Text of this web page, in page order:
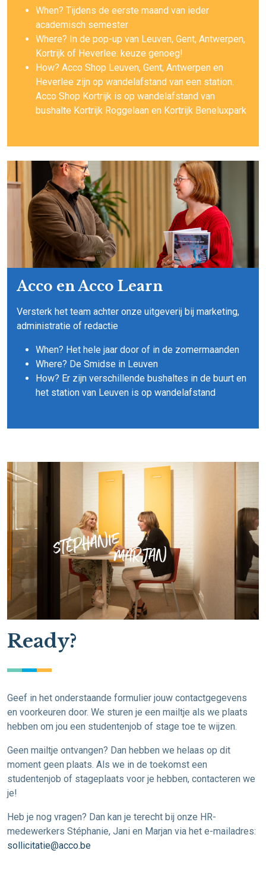
When? Tijdens de eerste maand van ieder
academisch semester
Where? In de pop-up van Leuven, Gent, Antwerpen,
Kortrijk of Heverlee: keuze genoeg!
How? Acco Shop Leuven, Gent, Antwerpen en
Heverlee zijn op wandelafstand van een station.
Acco Shop Kortrijk is op wandelafstand van
bushalte Kortrijk Roggelaan en Kortrijk Beneluxpark
Acco en Acco Learn
Versterk het team achter onze uitgeverij bij marketing,
administratie of redactie
When? Het hele jaar door of in de zomermaanden
Where? De Smidse in Leuven
How? Er zijn verschillende bushaltes in de buurt en
het station van Leuven is op wandelafstand
Ready?
Geef in het onderstaande formulier jouw contactgegevens
en voorkeuren door. We sturen je een mailtje als we plaats
hebben om jou een studentenjob of stage toe te wijzen.
Geen mailtje ontvangen? Dan hebben we helaas op dit
moment geen plaats. Als we in de toekomst een
studentenjob of stageplaats voor je hebben, contacteren we
je!
Heb je nog vragen? Dan kan je terecht bij onze HR-
medewerkers Stéphanie, Jani en Marjan via het e-mailadres:
sollicitatie@acco.be